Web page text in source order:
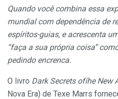
Quando você combina essa
mundial com dependência de
espíritos-guias, e acrescenta
“faça a sua própria coisa”
pedindo en­crenca.
O livro Dark Secrets ofíhe New
Nova Era) de Texe Marrs